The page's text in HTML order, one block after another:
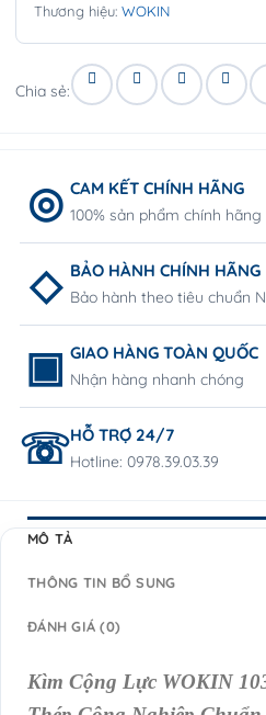
Thương hiệu: WOKIN
Chia sẻ:
CAM KẾT CHÍNH HÃNG
100% sản phẩm chính hãng
BẢO HÀNH CHÍNH HÃNG
Bảo hành theo tiêu chuẩn
GIAO HÀNG TOÀN QUỐC
Nhận hàng nhanh chóng
HỖ TRỢ 24/7
Hotline: 0978.39.03.39
MÔ TẢ
THÔNG TIN BỔ SUNG
ĐÁNH GIÁ (0)
Kìm Cộng Lực WOKIN